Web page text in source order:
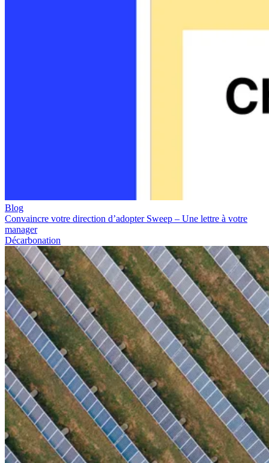
Blog
Convaincre votre direction d’adopter Sweep – Une lettre à votre
manager
Décarbonation